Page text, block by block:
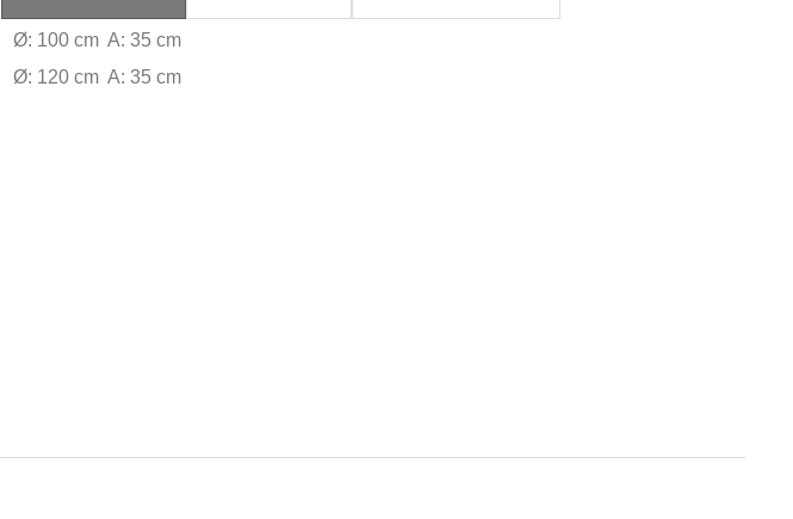
Ø: 100 cm A: 35 cm
Ø: 120 cm A: 35 cm